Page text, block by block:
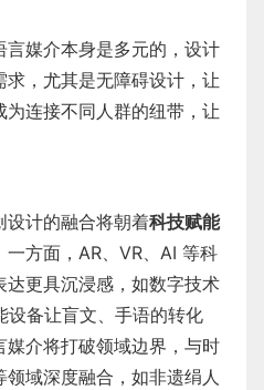
言媒介本身是多元的，设计
求，尤其是无障碍设计，让
连接不同人群的纽带，让
设计的融合将朝着科技赋能
一方面，AR、VR、AI 等科
更具沉浸感，如数字技术
设备让盲文、手语的转化
介将打破领域边界，与时
域深度融合，如非遗绢人